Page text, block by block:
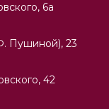
6а
Пушиной), 23
42